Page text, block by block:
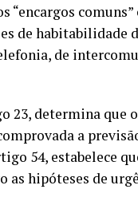
“encargos
de
de
23, determina
a
54, estabelece
as hipóteses de